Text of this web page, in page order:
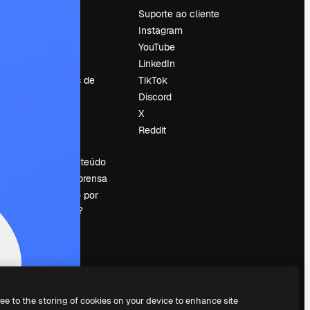
Tendências de
Vender conteúdo
Sala de imprensa
Procurando por
magnific.ai?
Suporte ao cliente
Instagram
YouTube
LinkedIn
TikTok
Discord
X
Reddit
to the storing of cookies on your device to enhance site